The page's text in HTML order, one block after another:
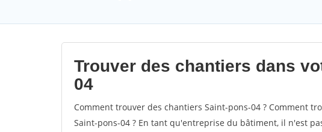
Trouver des chantiers dans
04
Comment trouver des chantiers Saint-pons-04 ? Comment
Saint-pons-04 ? En tant qu'entreprise du bâtiment, il n'est